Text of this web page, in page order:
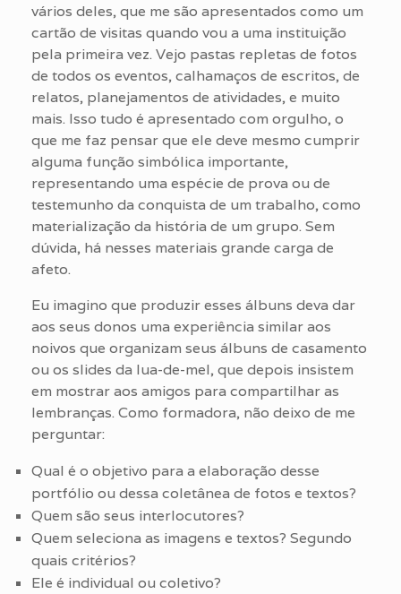
vários deles, que me são apresentados como um
cartão de visitas quando vou a uma instituição
pela primeira vez. Vejo pastas repletas de fotos
de todos os eventos, calhamaços de escritos, de
relatos, planejamentos de atividades, e muito
mais. Isso tudo é apresentado com orgulho, o
que me faz pensar que ele deve mesmo cumprir
alguma função simbólica importante,
representando uma espécie de prova ou de
testemunho da conquista de um trabalho, como
materialização da história de um grupo. Sem
dúvida, há nesses materiais grande carga de
afeto.
Eu imagino que produzir esses álbuns deva dar
aos seus donos uma experiência similar aos
noivos que organizam seus álbuns de casamento
ou os slides da lua-de-mel, que depois insistem
em mostrar aos amigos para compartilhar as
lembranças. Como formadora, não deixo de me
perguntar:
Qual é o objetivo para a elaboração desse
portfólio ou dessa coletânea de fotos e textos?
Quem são seus interlocutores?
Quem seleciona as imagens e textos? Segundo
quais critérios?
Ele é individual ou coletivo?